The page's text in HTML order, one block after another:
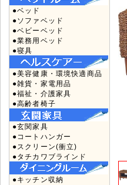
●ベッド
●ソファベッド
●ベビーベッド
●業務用ベッド
●寝具
●美容健康・環境快適商品
●雑貨・家電用品
●福祉・介護家具
●高齢者椅子
●玄関家具
●コートハンガー
●スクリーン(衝立)
●タチカワブラインド
●キッチン収納